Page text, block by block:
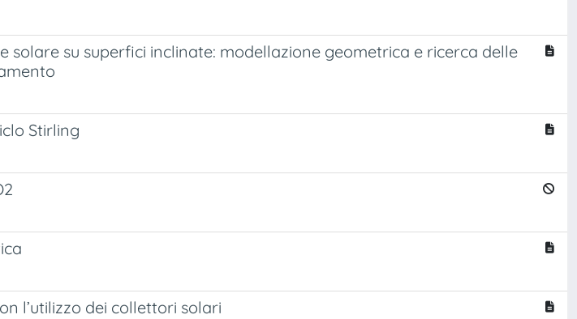
solare su superfici inclinate: modellazione geometrica e ricerca delle
Stirling
l’utilizzo dei collettori solari